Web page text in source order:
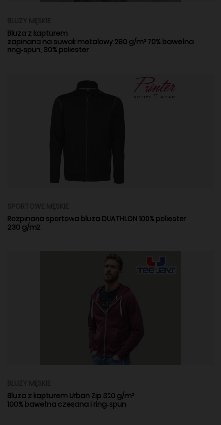
Bluza z kapturem
zapinana na suwak metalowy 280 g/m² 70% bawełna
ring‑spun, 30% poliester
Rozpinana sportowa bluza DUATHLON 100% poliester
230 g/m2
Bluza z kapturem Urban Zip 320 g/m²
100% bawełna czesana i ring‑spun